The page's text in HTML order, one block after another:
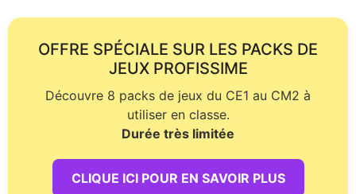
OFFRE SPÉCIALE SUR LES PACKS DE
JEUX PROFISSIME
Découvre 8 packs de jeux du CE1 au CM2 à
utiliser en classe.
Durée très limitée
CLIQUE ICI POUR EN SAVOIR PLUS